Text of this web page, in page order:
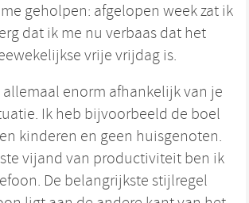
geholpen: afgelopen week zat ik
dat ik me nu verbaas dat het
vrije vrijdag is.
enorm afhankelijk van je
Ik heb bijvoorbeeld de boel
kinderen en geen huisgenoten.
vijand van productiviteit ben ik
De belangrijkste stijlregel